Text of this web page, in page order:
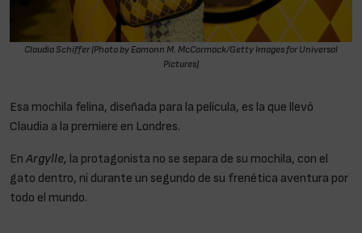
Claudia Schiffer (Photo by Eamonn M. McCormack/Getty Images for Universal
Pictures)
Esa mochila felina, diseñada para la película, es la que llevó
Claudia a la premiere en Londres.
En Argylle, la protagonista no se separa de su mochila, con el
gato dentro, ni durante un segundo de su frenética aventura por
todo el mundo.